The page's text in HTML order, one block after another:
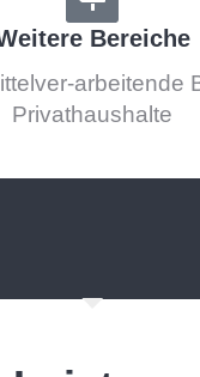
Bereiche
arbeitende
Privathaushalte